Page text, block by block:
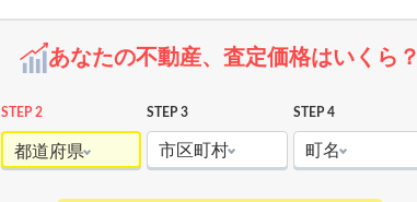
あなたの不動産、査定価格はいくら？
STEP 2
都道府県
STEP 3
市区町村
STEP 4
町名